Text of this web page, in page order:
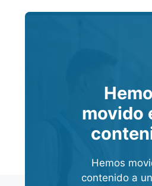
movido
Hemos
contenido a